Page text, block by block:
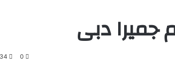
جمیرا دبی
0
34